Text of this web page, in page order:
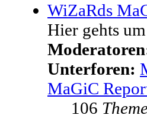
WiZaRds
Hier gehts
Unterforen:
MaGiC
106